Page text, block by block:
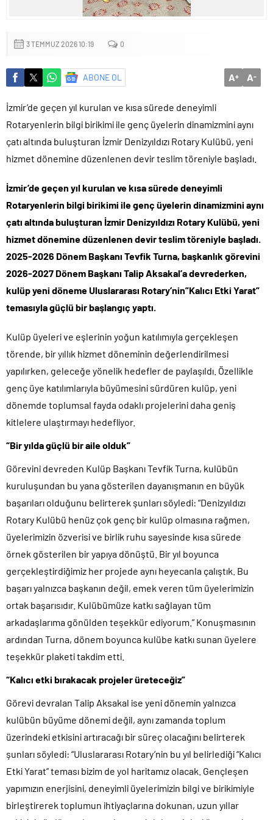
Küçük işletmeler büyük siber risklerle karşı karşıya
3 TEMMUZ 2026 10:19 0
ABONE OL A+ A-
İzmir’de geçen yıl kurulan ve kısa sürede deneyimli
Rotaryenlerin bilgi birikimi ile genç üyelerin dinamizmini aynı
çatı altında buluşturan İzmir Denizyıldızı Rotary Kulübü, yeni
hizmet dönemine düzenlenen devir teslim töreniyle başladı.
İzmir’de geçen yıl kurulan ve kısa sürede deneyimli
Rotaryenlerin bilgi birikimi ile genç üyelerin dinamizmini aynı
çatı altında buluşturan İzmir Denizyıldızı Rotary Kulübü, yeni
hizmet dönemine düzenlenen devir teslim töreniyle başladı.
2025-2026 Dönem Başkanı Tevfik Turna, başkanlık görevini
2026-2027 Dönem Başkanı Talip Aksakal’a devrederken,
kulüp yeni döneme Uluslararası Rotary’nin”Kalıcı Etki Yarat”
temasıyla güçlü bir başlangıç yaptı.
Kulüp üyeleri ve eşlerinin yoğun katılımıyla gerçekleşen
törende, bir yıllık hizmet döneminin değerlendirilmesi
yapılırken, geleceğe yönelik hedefler de paylaşıldı. Özellikle
genç üye katılımlarıyla büyümesini sürdüren kulüp, yeni
dönemde toplumsal fayda odaklı projelerini daha geniş
kitlelere ulaştırmayı hedefliyor.
“Bir yılda güçlü bir aile olduk”
Görevini devreden Kulüp Başkanı Tevfik Turna, kulübün
kuruluşundan bu yana gösterilen dayanışmanın en büyük
başarıları olduğunu belirterek şunları söyledi: “Denizyıldızı
Rotary Kulübü henüz çok genç bir kulüp olmasına rağmen,
üyelerimizin özverisi ve birlik ruhu sayesinde kısa sürede
örnek gösterilen bir yapıya dönüştü. Bir yıl boyunca
gerçekleştirdiğimiz her projede aynı heyecanla çalıştık. Bu
başarı yalnızca başkanın değil, emek veren tüm üyelerimizin
ortak başarısıdır. Kulübümüze katkı sağlayan tüm
arkadaşlarıma gönülden teşekkür ediyorum.” Konuşmasının
ardından Turna, dönem boyunca kulübe katkı sunan üyelere
teşekkür plaketi takdim etti.
“Kalıcı etki bırakacak projeler üreteceğiz”
Görevi devralan Talip Aksakal ise yeni dönemin yalnızca
kulübün büyüme dönemi değil, aynı zamanda toplum
üzerindeki etkisini artıracağı bir süreç olacağını belirterek
şunları söyledi: “Uluslararası Rotary’nin bu yıl belirlediği “Kalıcı
Etki Yarat” teması bizim de yol haritamız olacak. Gençleşen
yapımızın enerjisini, deneyimli üyelerimizin bilgi ve birikimiyle
birleştirerek toplumun ihtiyaçlarına dokunan, uzun yıllar